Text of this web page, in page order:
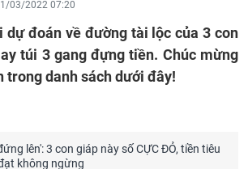
03/2022 07:20
dự đoán về đường tài lộc của 3 con
túi 3 gang đựng tiền. Chúc mừng
trong danh sách dưới đây!
lên': 3 con giáp này số CỰC ĐỎ, tiền tiêu
không ngừng